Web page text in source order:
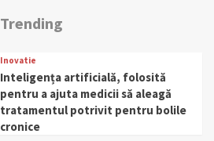
Trending
Inovatie
Inteligența artificială, folosită
pentru a ajuta medicii să aleagă
tratamentul potrivit pentru bolile
cronice